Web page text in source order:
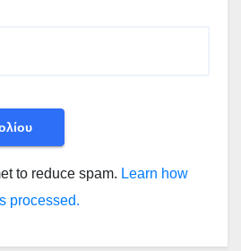
to reduce spam. Learn how
processed.